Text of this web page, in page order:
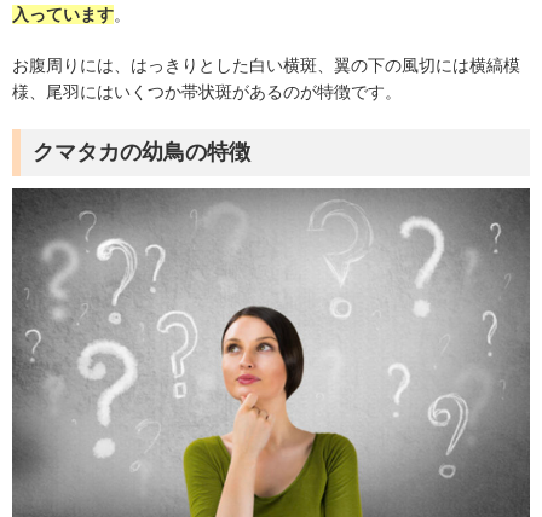
入っています。
お腹周りには、はっきりとした白い横斑、翼の下の風切には横縞模
様、尾羽にはいくつか帯状斑があるのが特徴です。
クマタカの幼鳥の特徴